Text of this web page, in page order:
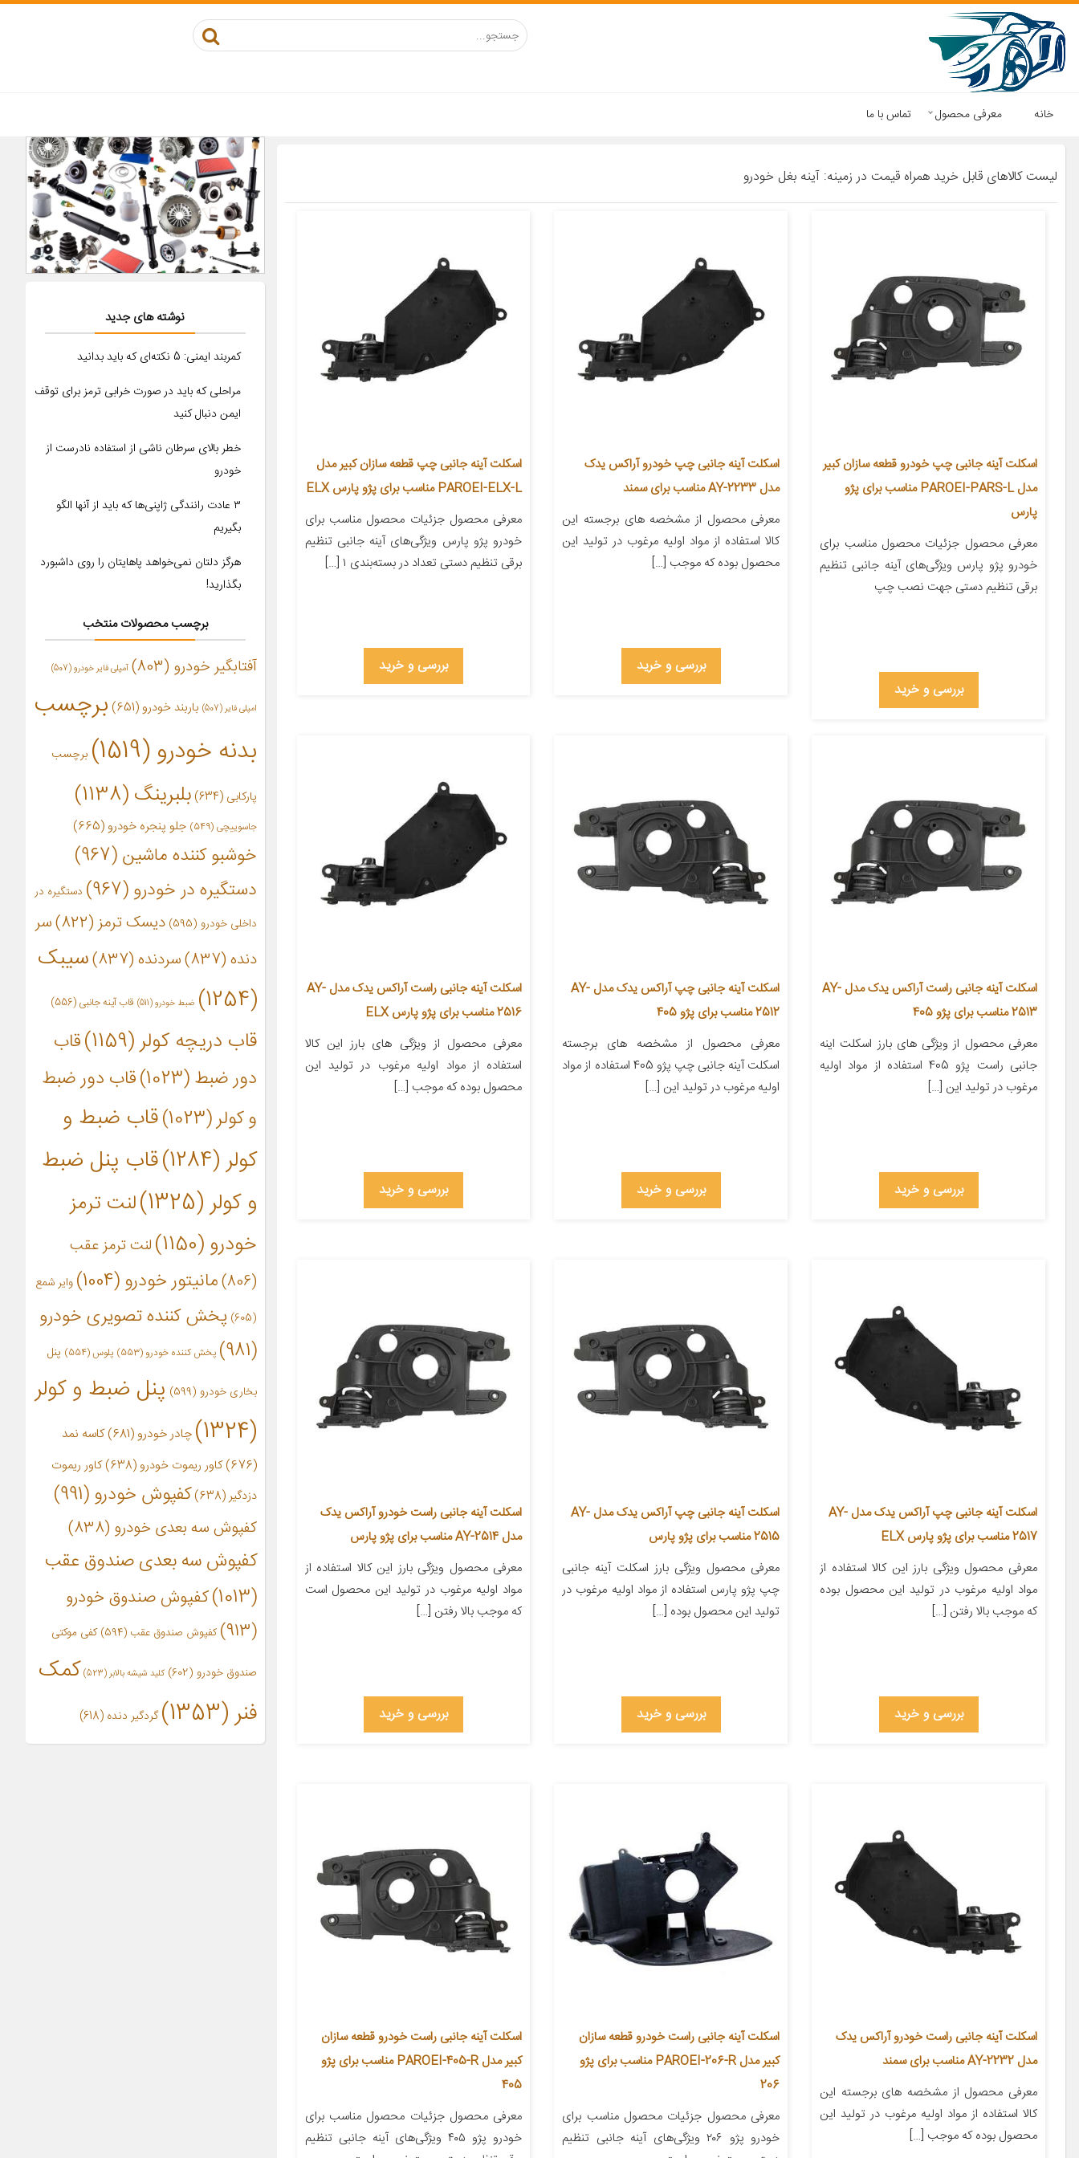
خانه معرفی محصول تماس با ما
لیست کالاهای قابل خرید همراه قیمت در زمینه: آینه بغل خودرو
اسکلت آینه جانبی چپ خودرو قطعه سازان کبیر
مدل PAROEI-PARS-L مناسب برای پژو
پارس
معرفی محصول جزئیات محصول مناسب برای
خودرو پژو پارس ویژگی‌های آینه جانبی تنظیم
برقی تنظیم دستی جهت نصب چپ
بررسی و خرید
اسکلت آینه جانبی چپ خودرو آراکس یدک
مدل AY-2233 مناسب برای سمند
معرفی محصول از مشخصه های برجسته این
کالا استفاده از مواد اولیه مرغوب در تولید این
محصول بوده که موجب […]
بررسی و خرید
اسکلت آینه جانبی چپ قطعه سازان کبیر مدل
PAROEI-ELX-L مناسب برای پژو پارس ELX
معرفی محصول جزئیات محصول مناسب برای
خودرو پژو پارس ویژگی‌های آینه جانبی تنظیم
برقی تنظیم دستی تعداد در بسته‌بندی ۱ […]
بررسی و خرید
اسکلت آینه جانبی راست آراکس یدک مدل AY-
2513 مناسب برای پژو 405
معرفی محصول از ویژگی های بارز اسکلت اینه
جانبی راست پژو 405 استفاده از مواد اولیه
مرغوب در تولید این […]
بررسی و خرید
اسکلت آینه جانبی چپ آراکس یدک مدل AY-
2512 مناسب برای پژو 405
معرفی محصول از مشخصه های برجسته
اسکلت آینه جانبی چپ پژو 405 استفاده از مواد
اولیه مرغوب در تولید این […]
بررسی و خرید
اسکلت آینه جانبی راست آراکس یدک مدل AY-
2516 مناسب برای پژو پارس ELX
معرفی محصول از ویژگی های بارز این کالا
استفاده از مواد اولیه مرغوب در تولید این
محصول بوده که موجب […]
بررسی و خرید
اسکلت آینه جانبی چپ آراکس یدک مدل AY-
2517 مناسب برای پژو پارس ELX
معرفی محصول ویژگی بارز این کالا استفاده از
مواد اولیه مرغوب در تولید این محصول بوده
که موجب بالا رفتن […]
بررسی و خرید
اسکلت آینه جانبی چپ آراکس یدک مدل AY-
2515 مناسب برای پژو پارس
معرفی محصول ویژگی بارز اسکلت آینه جانبی
چپ پژو پارس استفاده از مواد اولیه مرغوب در
تولید این محصول بوده […]
بررسی و خرید
اسکلت آینه جانبی راست خودرو آراکس یدک
مدل AY-2514 مناسب برای پژو پارس
معرفی محصول ویژگی بارز این کالا استفاده از
مواد اولیه مرغوب در تولید این محصول است
که موجب بالا رفتن […]
بررسی و خرید
اسکلت آینه جانبی راست خودرو آراکس یدک
مدل AY-2232 مناسب برای سمند
معرفی محصول از مشخصه های برجسته این
کالا استفاده از مواد اولیه مرغوب در تولید این
محصول بوده که موجب […]
اسکلت آینه جانبی راست خودرو قطعه سازان
کبیر مدل PAROEI-206-R مناسب برای پژو
206
معرفی محصول جزئیات محصول مناسب برای
خودرو پژو ۲۰۶ ویژگی‌های آینه جانبی تنظیم
اسکلت آینه جانبی راست خودرو قطعه سازان
کبیر مدل PAROEI-405-R مناسب برای پژو
405
معرفی محصول جزئیات محصول مناسب برای
خودرو پژو ۴۰۵ ویژگی‌های آینه جانبی تنظیم
نوشته های جدید
کمربند ایمنی: 5 نکته‌ای که باید بدانید
مراحلی که باید در صورت خرابی ترمز برای توقف
ایمن دنبال کنید
خطر بالای سرطان ناشی از استفاده نادرست از
خودرو
۳ عادت رانندگی ژاپنی‌ها که باید از آنها الگو
بگیریم
هرگز دلتان نمی‌خواهد پاهایتان را روی داشبورد
بگذارید!
برچسب محصولات منتخب
آفتابگیر خودرو (803) آمپلی فایر خودرو(507)
امپلی فایر (507) باربند خودرو(651)
برچسب
بدنه خودرو(1519) برچسب
پارکابی (634) بلبرینگ(1138)
جاسوییچی (549) جلو پنجره خودرو (665)
خوشبو کننده ماشین(967)
دستگیره در خودرو(967)
دستگیره در
داخلی خودرو (595) دیسک ترمز(822)
سر
دنده(837) سردنده(837)
سیبک
(1254)
ضبط خودرو(511) قاب آینه جانبی (556)
قاب دریچه کولر(1159)
قاب
دور ضبط(1023)
قاب دور ضبط
و کولر(1023)
قاب ضبط و
کولر(1284)
قاب پنل ضبط
و کولر(1325)
لنت ترمز
خودرو(1150)
لنت ترمز عقب
(806)
مانیتور خودرو(1004)
وایر شمع
(605)
پخش کننده تصویری خودرو
(981)
پخش کننده خودرو(553) پلوس(554) پنل
بخاری خودرو (599)
پنل ضبط و کولر
(1324)
چادر خودرو (681)
کاسه نمد
(676)
کاور ریموت خودرو(638)
کاور ریموت
دزدگیر(638) کفپوش خودرو(991)
کفپوش سه بعدی خودرو (838)
کفپوش سه بعدی صندوق عقب
(1013)
کفپوش صندوق خودرو
(913)
کفپوش صندوق عقب (594) کفی موکتی
صندوق خودرو (602) کلید شیشه بالابر(523)
کمک
فنر(1353) گردگیر دنده (618)